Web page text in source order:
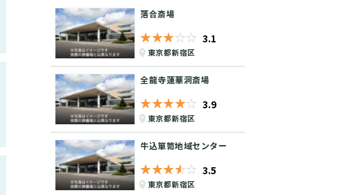
落合斎場
★★★★★
☆☆☆☆☆ 3.1
東京都新宿区
全龍寺蓮華洞斎場
★★★★★
☆☆☆☆☆ 3.9
東京都新宿区
牛込箪笥地域センター
★★★★★
☆☆☆☆☆ 3.5
東京都新宿区